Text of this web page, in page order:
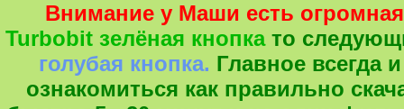
Внимание у Маши есть
Turbobit зелёная кнопкато
голубая кнопка. Главное всегда
ознакомиться как правильно